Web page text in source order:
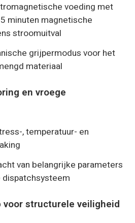
voeding met
minuten magnetische
stroomuitval
grijpermodus voor het
materiaal
en vroege
, temperatuur- en
van belangrijke parameters
dispatchsysteem
structurele veiligheid